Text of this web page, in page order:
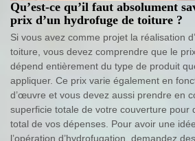
Qu’est-ce qu’il faut absolument
prix d’un hydrofuge de toiture ?
Si vous avez comme projet la réalisation
toiture, vous devez comprendre que le
dépend entièrement du type de produit
appliquer. Ce prix varie également en
d’œuvre et vous devez aussi prendre en
superficie totale de votre couverture pour
total de vos dépenses. Pour avoir une
l’opération d’hydrofugation, demandez